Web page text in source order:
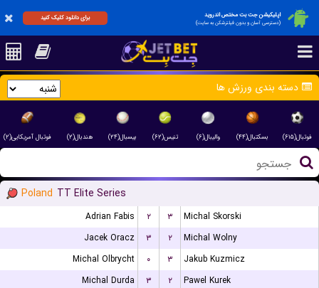
اپلیکیشن جت بت مختص اندروید
(دسترسی آسان و بدون فیلترشکن به سایت)
برای دانلود کلیک کنید
دسته بندی ورزش ها
فوتبال(۶۱۵) بسکتبال(۴۴) والیبال(۶) تنیس(۶۲) بیسبال(۲۴) هندبال(۲) فوتبال آمریکایی(۲)
Poland TT Elite Series
Adrian Fabis ۲ ۳
Michal Skorski
Jacek Oracz
۳ ۲
Michal Wolny
Michal Olbrycht
۰ ۳
Jakub Kuzmicz
Michal Durda
۳ ۲
Pawel Kurek